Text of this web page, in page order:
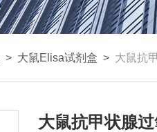
> 大鼠Elisa试剂盒 > 大鼠抗
大鼠抗甲状腺